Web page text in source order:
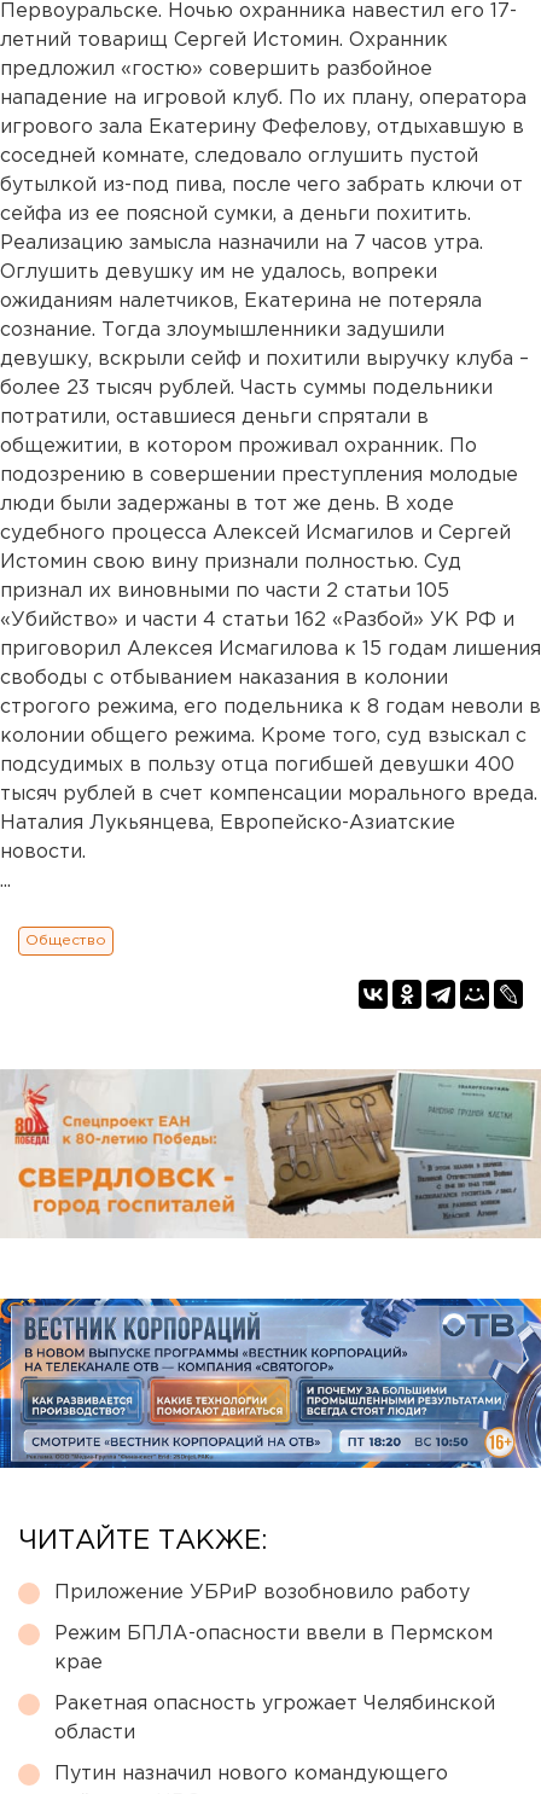
Первоуральске. Ночью охранника навестил его 17-
летний товарищ Сергей Истомин. Охранник
предложил «гостю» совершить разбойное
нападение на игровой клуб. По их плану, оператора
игрового зала Екатерину Фефелову, отдыхавшую в
соседней комнате, следовало оглушить пустой
бутылкой из-под пива, после чего забрать ключи от
сейфа из ее поясной сумки, а деньги похитить.
Реализацию замысла назначили на 7 часов утра.
Оглушить девушку им не удалось, вопреки
ожиданиям налетчиков, Екатерина не потеряла
сознание. Тогда злоумышленники задушили
девушку, вскрыли сейф и похитили выручку клуба –
более 23 тысяч рублей. Часть суммы подельники
потратили, оставшиеся деньги спрятали в
общежитии, в котором проживал охранник. По
подозрению в совершении преступления молодые
люди были задержаны в тот же день. В ходе
судебного процесса Алексей Исмагилов и Сергей
Истомин свою вину признали полностью. Суд
признал их виновными по части 2 статьи 105
«Убийство» и части 4 статьи 162 «Разбой» УК РФ и
приговорил Алексея Исмагилова к 15 годам лишения
свободы с отбыванием наказания в колонии
строгого режима, его подельника к 8 годам неволи в
колонии общего режима. Кроме того, суд взыскал с
подсудимых в пользу отца погибшей девушки 400
тысяч рублей в счет компенсации морального вреда.
Наталия Лукьянцева, Европейско-Азиатские
новости.
...
Общество
ЧИТАЙТЕ ТАКЖЕ:
Приложение УБРиР возобновило работу
Режим БПЛА-опасности ввели в Пермском
крае
Ракетная опасность угрожает Челябинской
области
Путин назначил нового командующего